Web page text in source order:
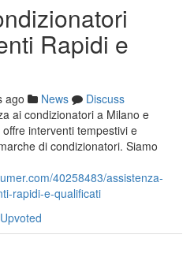
Rapidi e
ago News
Discuss
ai condizionatori a Milano e
interventi tempestivi e
di condizionatori. Siamo
40258483/assistenza-
rapidi-e-qualificati